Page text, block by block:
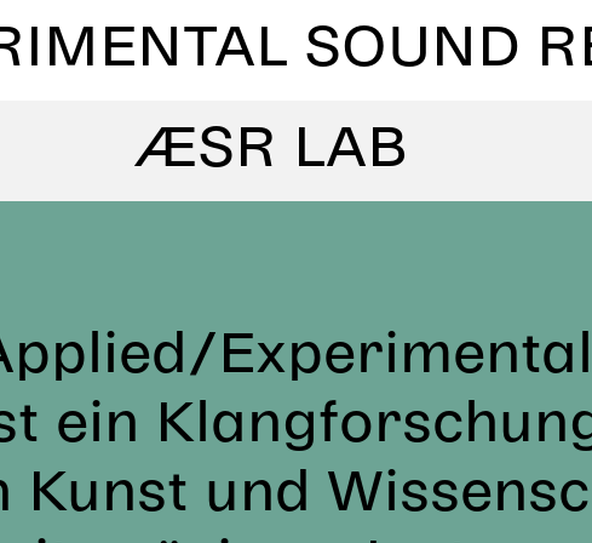
SOUND
What Personen Kontakt
Lab Field Recording &
Aktivitäten
ÆSR LAB
Experimental
ein
Kunst und